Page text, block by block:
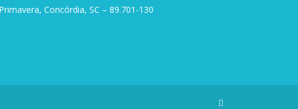
Concórdia, SC – 89.701-130